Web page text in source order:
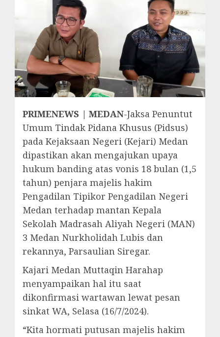
PRIMENEWS | MEDAN-Jaksa Penuntut
Umum Tindak Pidana Khusus (Pidsus)
pada Kejaksaan Negeri (Kejari) Medan
dipastikan akan mengajukan upaya
hukum banding atas vonis 18 bulan (1,5
tahun) penjara majelis hakim
Pengadilan Tipikor Pengadilan Negeri
Medan terhadap mantan Kepala
Sekolah Madrasah Aliyah Negeri (MAN)
3 Medan Nurkholidah Lubis dan
rekannya, Parsaulian Siregar.
Kajari Medan Muttaqin Harahap
menyampaikan hal itu saat
dikonfirmasi wartawan lewat pesan
sinkat WA, Selasa (16/7/2024).
“Kita hormati putusan majelis hakim